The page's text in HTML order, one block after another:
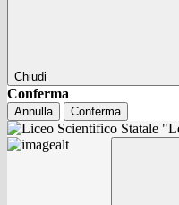
Chiudi
Conferma
Annulla Conferma